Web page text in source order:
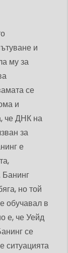
и
му за
се
и
че ДНК на
за
е
Банинг
но той
обучавал в
е, че Уейд
се
ситуацията